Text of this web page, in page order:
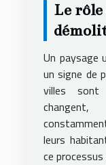
Le rôle
Un paysage
un signe de
villes sont
leurs
ce